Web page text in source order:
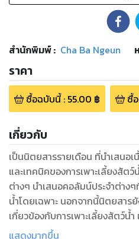
สำนักพิมพ์: Cha Ba Ngeun
ราคา
ซื้อฉบับนี้: 55.00 ฿ ซื้อ
เกี่ยวกับ
เป็นนิตยสารรายเดือน ที่นำเสนอเนื้อหาสาระด้านข่าวสาร วิชาการ
และเทคนิคของการเพาะเลี้ยงสัต
ต่างๆ นำเสนอคอลัมน์ประจำต่าง
น้ำโดยเฉพาะ นอกจากนี้นิตยสาร
เกี่ยวข้องกับการเพาะเลี้ยงสัตว์น้
ประชาสัมพันธ์ให้เป็นที่รู้จักกันอย่า
แสดงมากขึ้น